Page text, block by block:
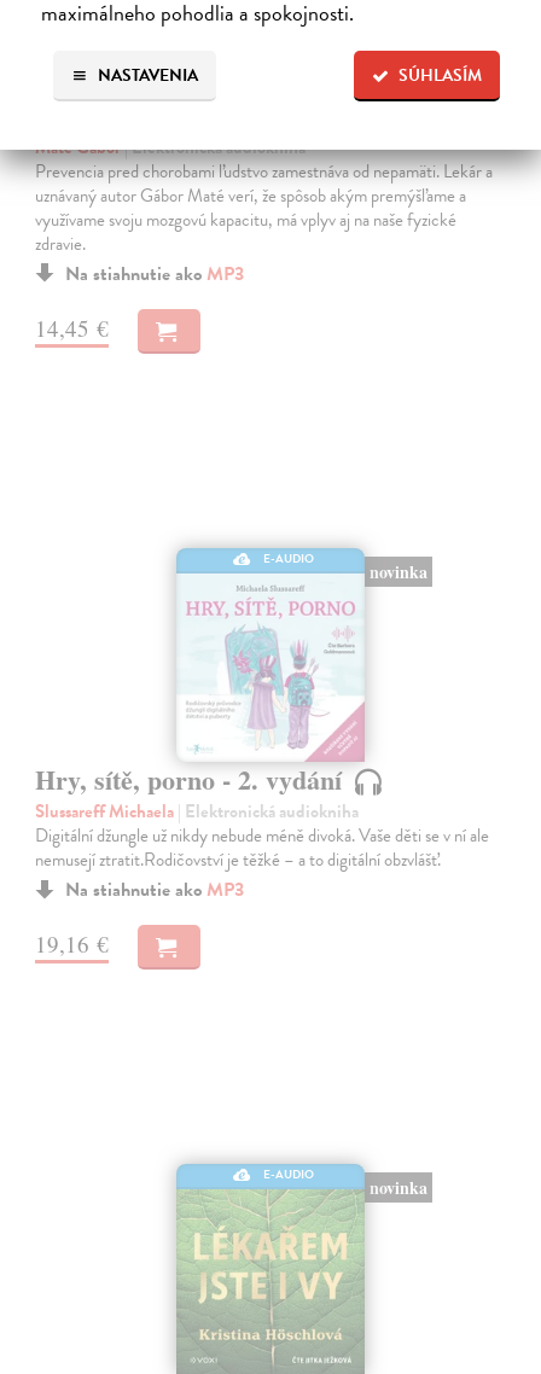
maximálneho pohodlia a spokojnosti.
SÚHLASÍM
NASTAVENIA
Keď telo povie nie
Maté Gábor| Elektronická audiokniha
Prevencia pred chorobami ľudstvo zamestnáva od nepamäti. Lekár a
uznávaný autor Gábor Maté verí, že spôsob akým premýšľame a
využívame svoju mozgovú kapacitu, má vplyv aj na naše fyzické
zdravie.
Na stiahnutie ako MP3
14,45 €
E-AUDIO
novinka
Hry, sítě, porno - 2. vydání
Slussareff Michaela| Elektronická audiokniha
Digitální džungle už nikdy nebude méně divoká. Vaše děti se v ní ale
nemusejí ztratit.Rodičovství je těžké – a to digitální obzvlášť.
Na stiahnutie ako MP3
19,16 €
E-AUDIO
novinka